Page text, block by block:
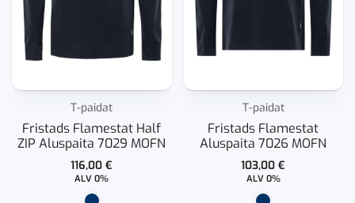
T-paidat
Fristads Flamestat Half
ZIP Aluspaita 7029 MOFN
116,00€
ALV 0%
T-paidat
Fristads Flamestat
Aluspaita 7026 MOFN
103,00€
ALV 0%